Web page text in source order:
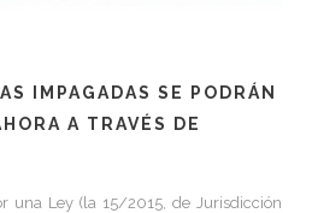
IMPAGADAS SE PODRÁN
A TRAVÉS DE
una Ley (la 15/2015, de Jurisdicción